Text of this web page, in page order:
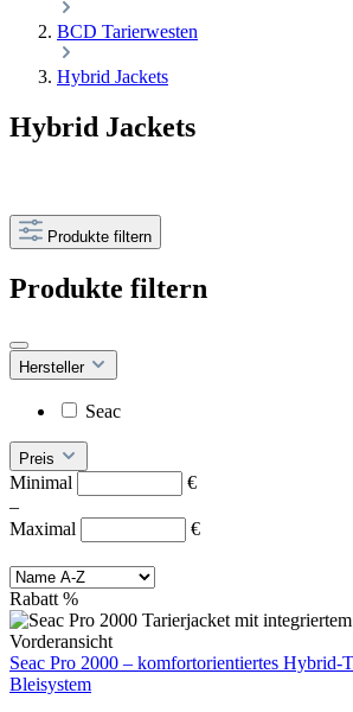
BCD Tarierwesten
Hybrid Jackets
Hybrid Jackets
Produkte filtern
Produkte filtern
Hersteller
Seac
Preis
Minimal
€
–
Maximal
€
Rabatt %
Seac Pro 2000 – komfortorientiertes Hybrid-
Bleisystem